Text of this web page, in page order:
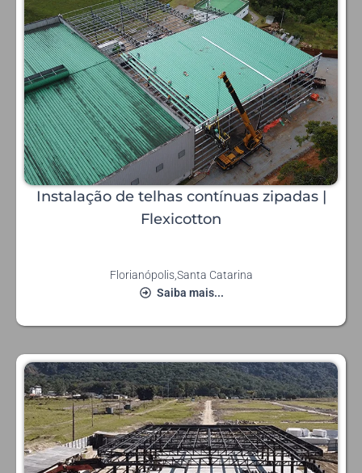
Instalação de telhas contínuas zipadas |
Flexicotton
Florianópolis,Santa Catarina
Saiba mais...